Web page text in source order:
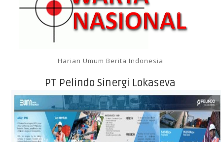
Harian Umum Berita Indonesia
PT Pelindo Sinergi Lokaseva